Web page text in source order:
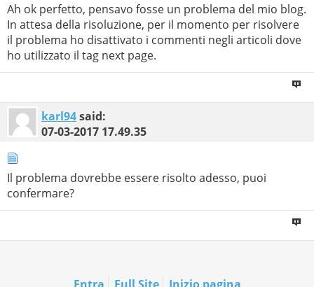
Ah ok perfetto, pensavo fosse un problema del mio blog.
In attesa della risoluzione, per il momento per risolvere
il problema ho disattivato i commenti negli articoli dove
ho utilizzato il tag next page.
karl94said:
07-03-2017 17.49.35
Il problema dovrebbe essere risolto adesso, puoi
confermare?